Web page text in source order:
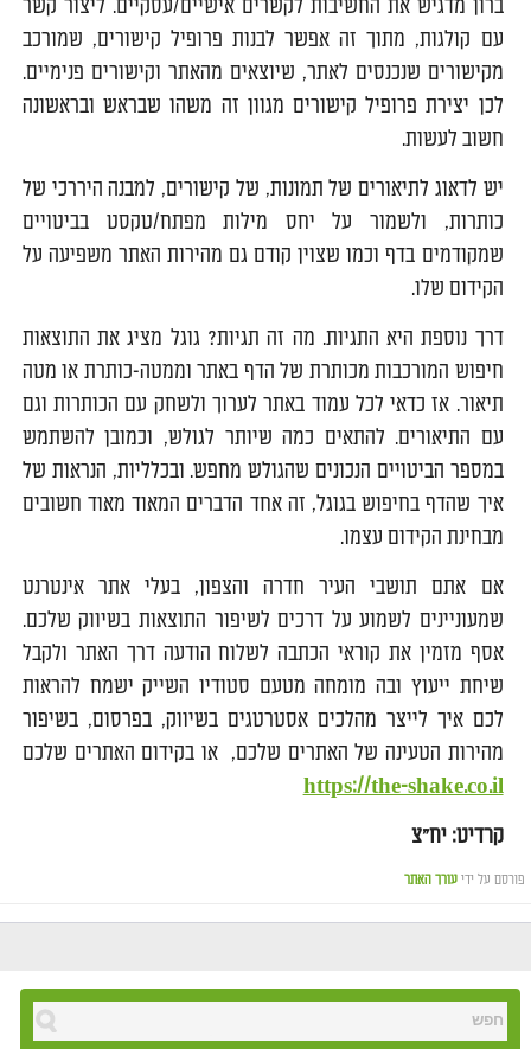
ברון מדגיש את החשיבות לקשרים אישיים/עסקיים. ליצור קשר
עם קולגות, מתוך זה אפשר לבנות פרופיל קישורים, שמורכב
מקישורים שנכנסים לאתר, שיוצאים מהאתר וקישורים פנימיים.
לכן יצירת פרופיל קישורים מגוון זה משהו שבראש ובראשונה
חשוב לעשות.
יש לדאוג לתיאורים של תמונות, של קישורים, למבנה היררכי של
כותרות, ולשמור על יחס מילות מפתח/טקסט בביטויים
שמקודמים בדף וכמו שצוין קודם גם מהירות האתר משפיעה על
הקידום שלו.
דרך נוספת היא התגיות. מה זה תגיות? גוגל מציג את התוצאות
חיפוש המורכבות מכותרת של הדף באתר וממטה-כותרת או מטה
תיאור. אז כדאי לכל עמוד באתר לערוך ולשחק עם הכותרות וגם
עם התיאורים. להתאים כמה שיותר לגולש, וכמובן להשתמש
במספר הביטויים הנכונים שהגולש מחפש. ובכלליות, הנראות של
איך שהדף בחיפוש בגוגל, זה אחד הדברים המאוד מאוד חשובים
מבחינת הקידום עצמו.
אם אתם תושבי העיר חדרה והצפון, בעלי אתר אינטרנט
שמעוניינים לשמוע על דרכים לשיפור התוצאות בשיווק שלכם.
אסף מזמין את קוראי הכתבה לשלוח הודעה דרך האתר ולקבל
שיחת ייעוץ ובה מומחה מטעם סטודיו השייק ישמח להראות
לכם איך לייצר מהלכים אסטרטגים בשיווק, בפרסום, בשיפור
מהירות הטעינה של האתרים שלכם, או בקידום האתרים שלכם
https://the-shake.co.il
קרדיט: יח"צ
פורסם על ידי עורך האתר